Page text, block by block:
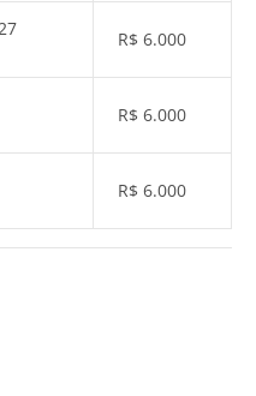
R$ 6.000
R$ 6.000
R$ 6.000